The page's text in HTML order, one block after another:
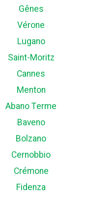
Gênes
Vérone
Lugano
Saint-Moritz
Cannes
Menton
Abano Terme
Baveno
Bolzano
Cernobbio
Crémone
Fidenza